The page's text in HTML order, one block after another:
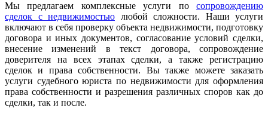
Мы предлагаем комплексные услуги по сопровождению
сделок с недвижимостью любой сложности. Наши услуги
включают в себя проверку объекта недвижимости, подготовку
договора и иных документов, согласование условий сделки,
внесение изменений в текст договора, сопровождение
доверителя на всех этапах сделки, а также регистрацию
сделок и права собственности. Вы также можете заказать
услуги судебного юриста по недвижимости для оформления
права собственности и разрешения различных споров как до
сделки, так и после.